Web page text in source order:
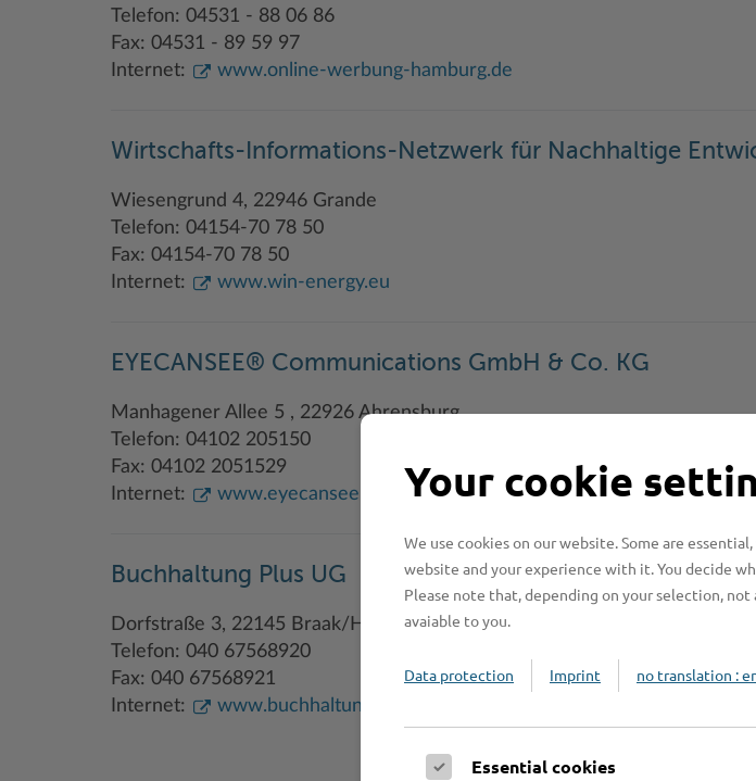
Telefon: 04531 - 88 06 86
Fax: 04531 - 89 59 97
Internet:
www.online-werbung-hamburg.de
Wirtschafts-Informations-Netzwerk für Nachhaltige
Wiesengrund 4, 22946 Grande
Telefon: 04154-70 78 50
Fax: 04154-70 78 50
Internet:
www.win-energy.eu
EYECANSEE® Communications GmbH & Co. KG
Manhagener Allee 5 , 22926 Ahrensburg
Telefon: 04102 205150
Fax: 04102 2051529
Internet:
www.eyecansee.de
Buchhaltung Plus UG
Dorfstraße 3, 22145 Braak/Hamburg
Telefon: 040 67568920
Fax: 040 67568921
Internet:
www.buchhaltung-plus.de
Your cookie
We use cookies on our website. Some are
website and your experience with it. You decide
Please note that, depending on your selection,
avaiable to you.
Data protection Imprint no translation :
Essential cookies